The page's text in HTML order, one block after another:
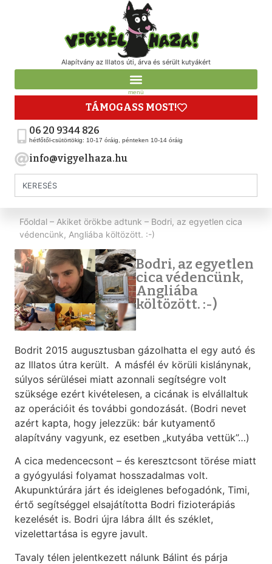
Alapítvány az Illatos úti, árva és sérült kutyákért
menü
TÁMOGASS MOST!
06 20 9344 826
hétfőtől-csütörtökig: 10-17 óráig, pénteken 10-14 óráig
info@vigyelhaza.hu
Főoldal – Akiket örökbe adtunk – Bodri, az egyetlen cica
védencünk, Angliába költözött. :-)
Bodri, az egyetlen
cica védencünk,
Angliába
költözött. :-)
Bodrit 2015 augusztusban gázolhatta el egy autó és
az Illatos útra került. A másfél év körüli kislánynak,
súlyos sérülései miatt azonnali segítségre volt
szüksége ezért kivételesen, a cicának is elvállaltuk
az operációit és további gondozását. (Bodri nevet
azért kapta, hogy jelezzük: bár kutyamentő
alapítvány vagyunk, ez esetben „kutyába vettük”…)
A cica medencecsont – és keresztcsont törése miatt
a gyógyulási folyamat hosszadalmas volt.
Akupunktúrára járt és ideiglenes befogadónk, Timi,
értő segítséggel elsajátította Bodri fizioterápiás
kezelését is. Bodri újra lábra állt és széklet,
vizelettartása is egyre javult.
Tavaly télen jelentkezett nálunk Bálint és párja